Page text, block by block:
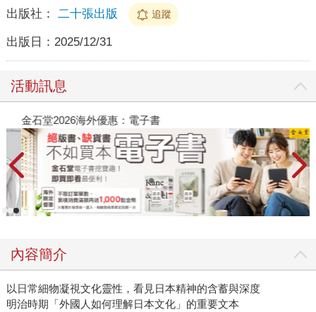
出版社： 二十張出版 追蹤
出版日： 2025/12/31
活動訊息
金石堂2026海外優惠：電子書
內容簡介
以日常細物凝視文化靈性，看見日本精神的含蓄與深度
明治時期「外國人如何理解日本文化」的重要文本